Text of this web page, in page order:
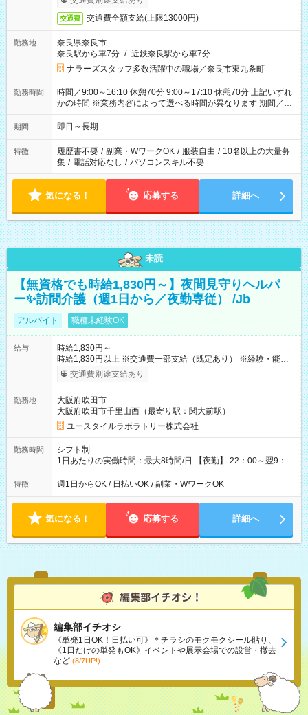
交通費 交通費全額支給(上限13000円)
勤務地
奈良県奈良市
奈良駅から車7分 / 近鉄奈良駅から車7分
ナラーズスタッフ多数活躍中の職場／奈良市東九条町
勤務時間
時間／9:00～16:10 休憩70分 9:00～17:10 休憩70分 上記いずれ
かの時間 ※業務内容によって選べる時間が異なります 期間／即
日～長期安定 スタート日は相談可能！ 勤務日／月～金の週4日
～でOK！
期間 即日～長期
特徴 履歴書不要 / 副業・WワークOK / 服装自由 / 10名以上の大量募
集 / 電話対応なし / パソコンスキル不要
気になる！ 応募する 詳細へ
未読
【無資格でも時給1,830円～】夜間見守りヘルパ
ー✨訪問介護（週1日から／夜勤専従） /Jb
アルバイト 職種未経験OK
給与
時給1,830円～
時給1,830円以上 ※交通費一部支給（既定あり） ※経験・能力を
考慮して決定します 【収入例】 週1回勤務の場合：1,830円×8時
間×4回=5万8,560円 週3回勤務の場合：1,830円×8時間×12回
月 ※ 雇用形態と給与に、本採用時と異なる部分があります。 雇
用形態：本採用時と同じです。 給与：時給 1,610円以上
交通費別途支給あり
勤務地
大阪府吹田市
大阪府吹田市千里山西（最寄り駅：関大前駅）
ユースタイルラボラトリー株式会社
勤務時間
シフト制
1日あたりの実働時間：最大8時間/日 【夜勤】 22：00～翌9：
00 ※週1日～OK ／ 夜勤専従 ＊＊ 勤務時間例 ＊＊ ■22時か
ら翌7時 ■23時から翌8時 ■24時から翌9時 など ※上記の時間
ます。 ※曜日固定（毎週同じ曜日での勤務となります）
特徴 週1日からOK / 日払いOK / 副業・WワークOK
気になる！ 応募する 詳細へ
編集部イチオシ
《単発1日OK！日払い可》＊チラシのモクモクシール貼り、
《1日だけの単発もOK》イベントや展示会場での設営・撤去
など (8/7UP!)